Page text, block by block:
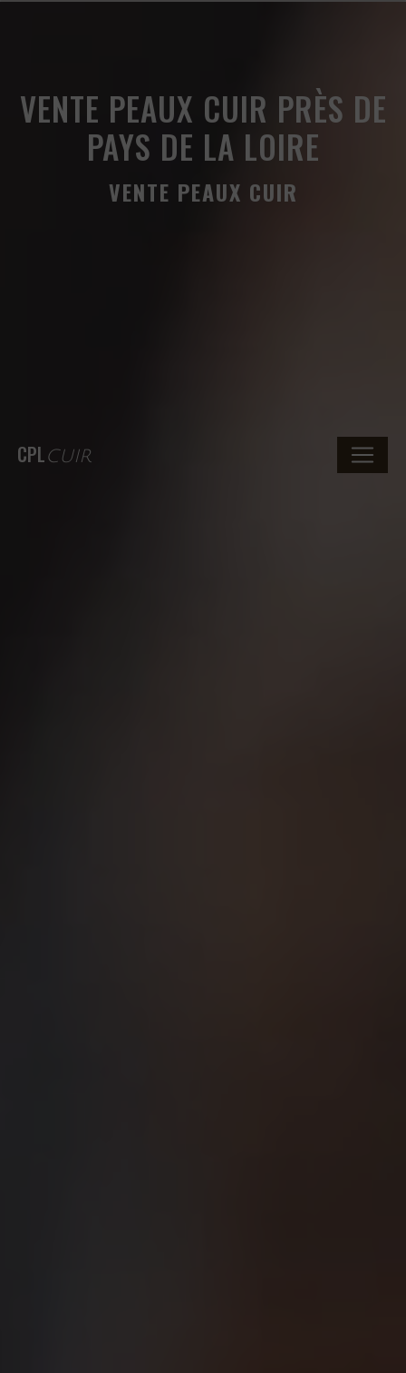
CPLCUIR
VENTE PEAUX CUIR PRÈS DE
PAYS DE LA LOIRE
VENTE PEAUX CUIR